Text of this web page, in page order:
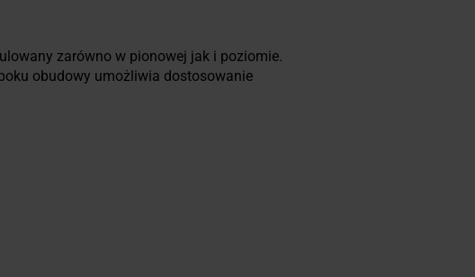
zarówno w pionowej jak i poziomie.
obudowy umożliwia dostosowanie